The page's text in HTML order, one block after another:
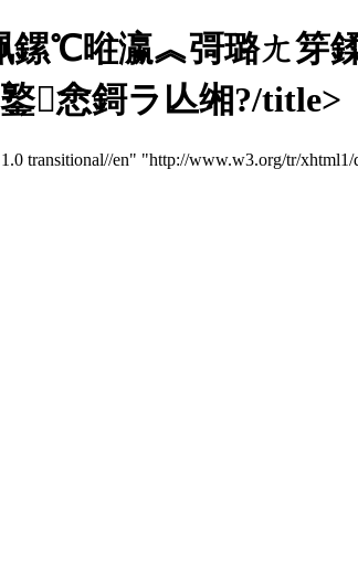
鏍℃暀瀛︽彁璐ㄤ笌
悆鎶ラ亾缃?/title>
transitional//en" "http://www.w3.org/tr/